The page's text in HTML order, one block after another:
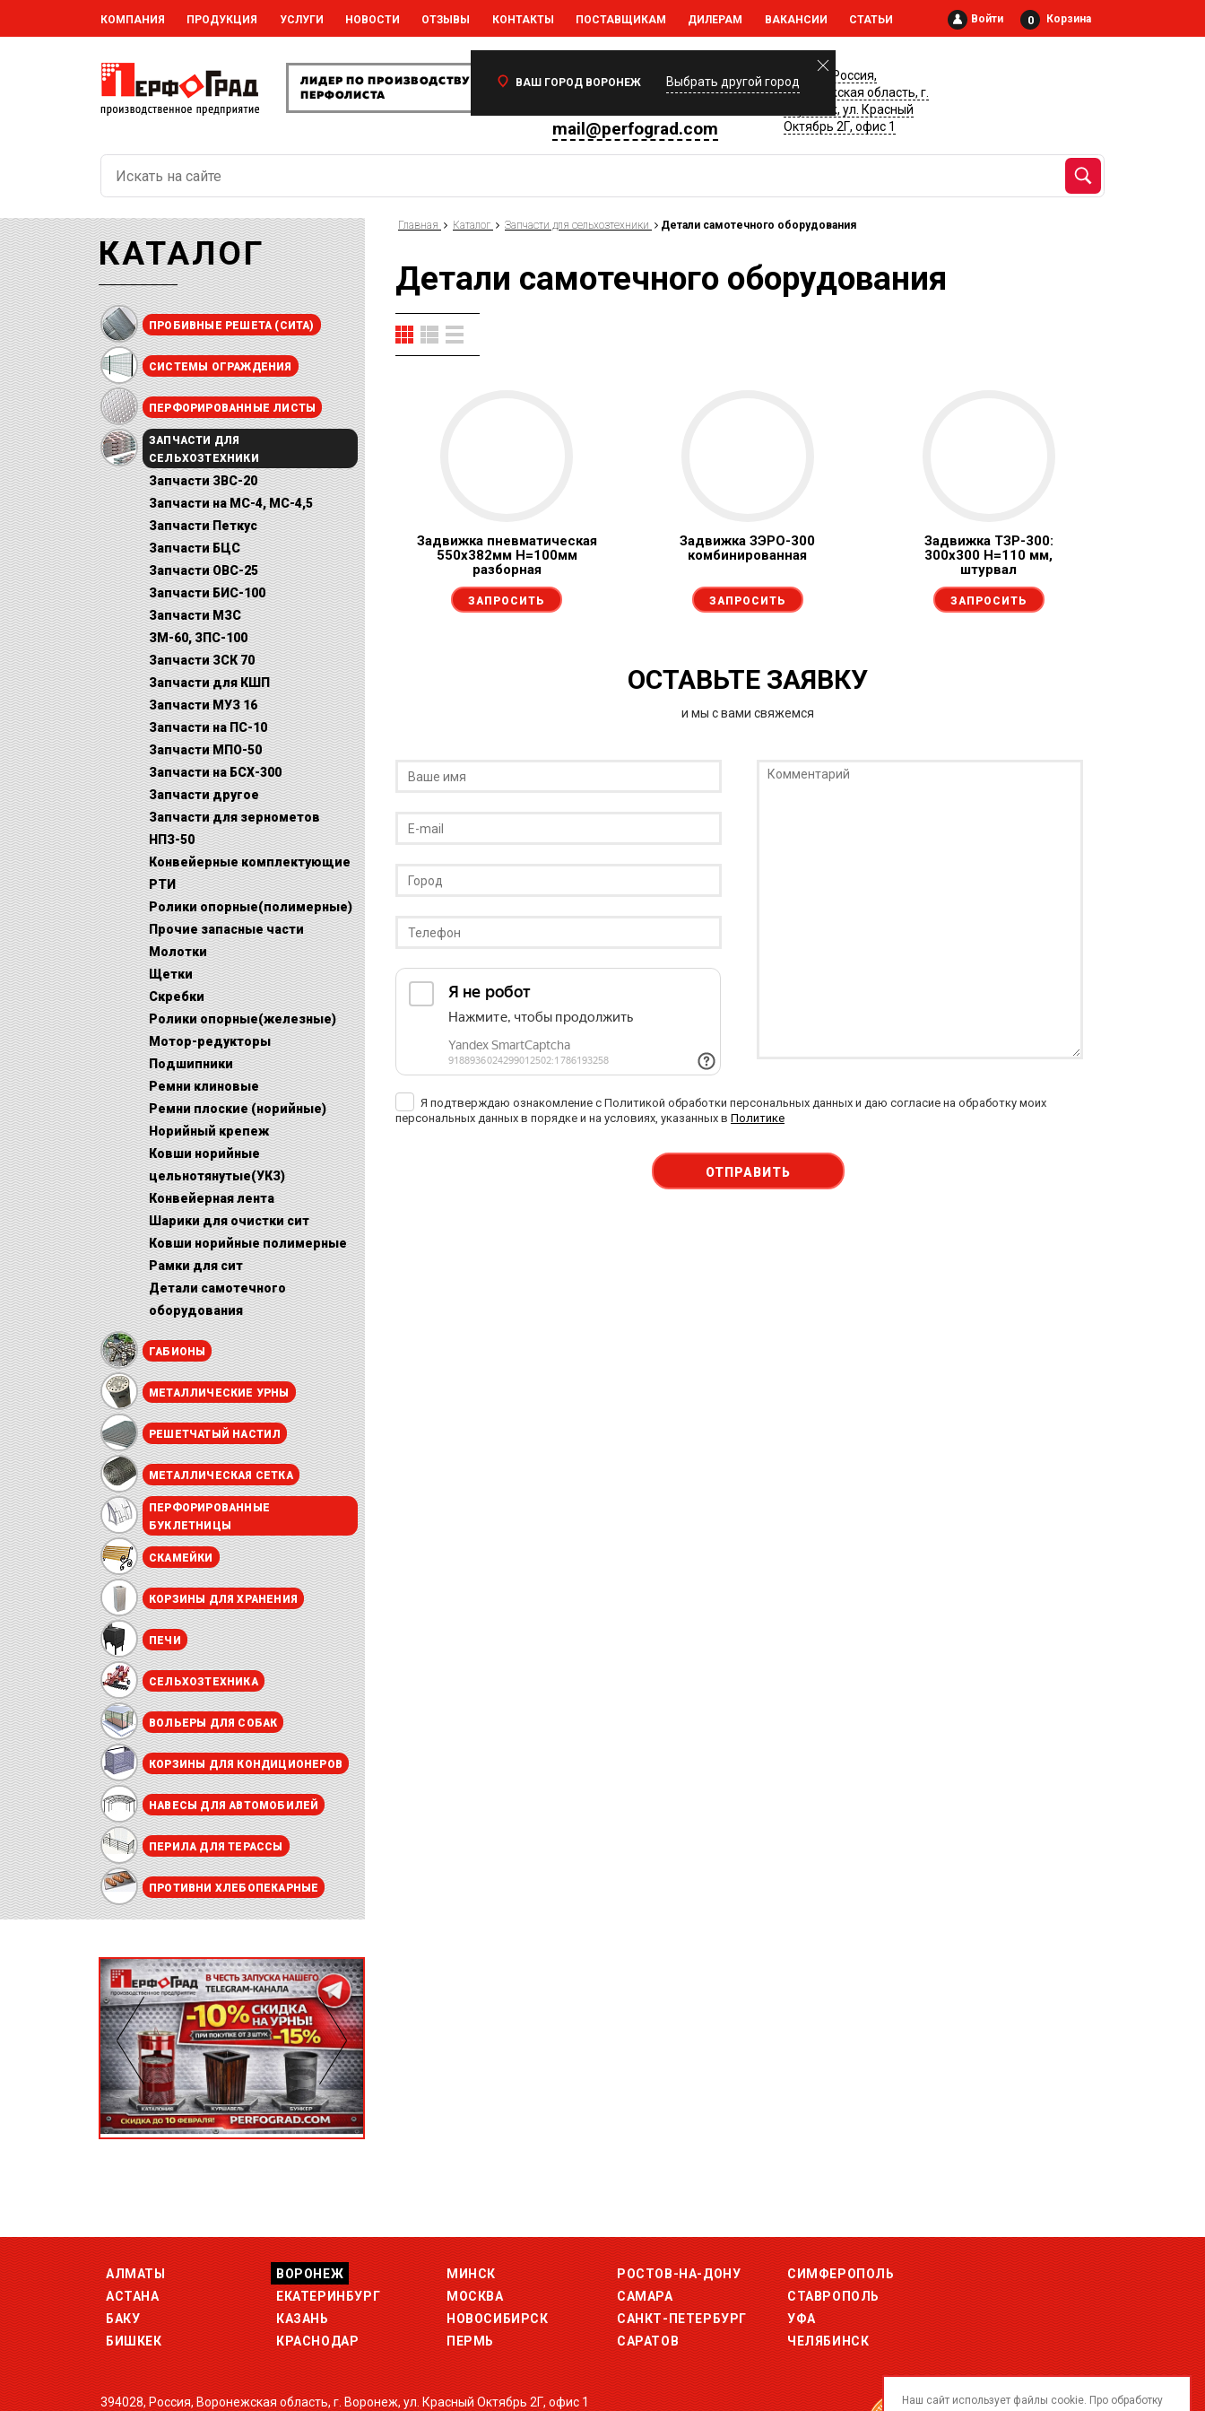
Войти 0 Корзина
КОМПАНИЯ ПРОДУКЦИЯ УСЛУГИ НОВОСТИ ОТЗЫВЫ КОНТАКТЫ ПОСТАВЩИКАМ ДИЛЕРАМ ВАКАНСИИ СТАТЬИ
ВАШ ГОРОД ВОРОНЕЖ Выбрать другой город
Воронеж
+7 (473) 233-35-77
mail@perfograd.com
394028, Россия,
Воронежская область, г.
Воронеж, ул. Красный
Октябрь 2Г, офис 1
КАТАЛОГ
ПРОБИВНЫЕ РЕШЕТА (СИТА)
СИСТЕМЫ ОГРАЖДЕНИЯ
ПЕРФОРИРОВАННЫЕ ЛИСТЫ
ЗАПЧАСТИ ДЛЯ
СЕЛЬХОЗТЕХНИКИ
Запчасти ЗВС-20
Запчасти на МС-4, МС-4,5
Запчасти Петкус
Запчасти БЦС
Запчасти ОВС-25
Запчасти БИС-100
Запчасти МЗС
ЗМ-60, ЗПС-100
Запчасти ЗСК 70
Запчасти для КШП
Запчасти МУЗ 16
Запчасти на ПС-10
Запчасти МПО-50
Запчасти на БСХ-300
Запчасти другое
Запчасти для зернометов
НПЗ-50
Конвейерные комплектующие
РТИ
Ролики опорные(полимерные)
Прочие запасные части
Молотки
Щетки
Скребки
Ролики опорные(железные)
Мотор-редукторы
Подшипники
Ремни клиновые
Ремни плоские (норийные)
Норийный крепеж
Ковши норийные
цельнотянутые(УКЗ)
Конвейерная лента
Шарики для очистки сит
Ковши норийные полимерные
Рамки для сит
Детали самотечного
оборудования
ГАБИОНЫ
МЕТАЛЛИЧЕСКИЕ УРНЫ
РЕШЕТЧАТЫЙ НАСТИЛ
МЕТАЛЛИЧЕСКАЯ СЕТКА
ПЕРФОРИРОВАННЫЕ
БУКЛЕТНИЦЫ
СКАМЕЙКИ
КОРЗИНЫ ДЛЯ ХРАНЕНИЯ
ПЕЧИ
СЕЛЬХОЗТЕХНИКА
ВОЛЬЕРЫ ДЛЯ СОБАК
КОРЗИНЫ ДЛЯ КОНДИЦИОНЕРОВ
НАВЕСЫ ДЛЯ АВТОМОБИЛЕЙ
ПЕРИЛА ДЛЯ ТЕРАССЫ
ПРОТИВНИ ХЛЕБОПЕКАРНЫЕ
Главная Каталог Запчасти для сельхозтехники Детали самотечного оборудования
Детали самотечного оборудования
Задвижка пневматическая
550х382мм Н=100мм
разборная
ЗАПРОСИТЬ
Задвижка ЗЭРО-300
комбинированная
ЗАПРОСИТЬ
Задвижка ТЗР-300:
300х300 H=110 мм,
штурвал
ЗАПРОСИТЬ
ОСТАВЬТЕ ЗАЯВКУ
и мы с вами свяжемся
Я подтверждаю ознакомление с Политикой обработки персональных данных и даю согласие на обработку моих
персональных данных в порядке и на условиях, указанных в Политике
ОТПРАВИТЬ
АЛМАТЫ
АСТАНА
БАКУ
БИШКЕК
ВОРОНЕЖ
ЕКАТЕРИНБУРГ
КАЗАНЬ
КРАСНОДАР
МИНСК
МОСКВА
НОВОСИБИРСК
ПЕРМЬ
РОСТОВ-НА-ДОНУ
САМАРА
САНКТ-ПЕТЕРБУРГ
САРАТОВ
СИМФЕРОПОЛЬ
СТАВРОПОЛЬ
УФА
ЧЕЛЯБИНСК
394028, Россия, Воронежская область, г. Воронеж, ул. Красный Октябрь 2Г, офис 1 © 2015-2026 ООО
Наш сайт использует файлы cookie. Про обработку